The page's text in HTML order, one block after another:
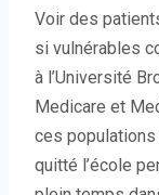
Voir des
si vulnérables
à l’Université
Medicare et
ces populations
quitté l’école